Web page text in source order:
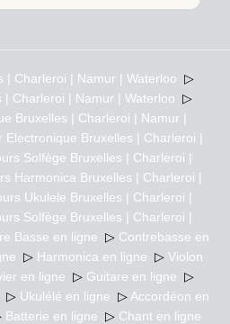
| Charleroi | Namur | Waterloo ▷
| Charleroi | Namur | Waterloo ▷
Bruxelles | Charleroi | Namur |
Electronique Bruxelles | Charleroi |
Solfège Bruxelles | Charleroi |
Harmonica Bruxelles | Charleroi |
Ukulele Bruxelles | Charleroi |
Solfège Bruxelles | Charleroi |
Basse en ligne ▷ Contrebasse en
▷ Harmonica en ligne ▷ Violon
en ligne ▷ Guitare en ligne ▷
▷ Ukulélé en ligne ▷ Accordéon en
Batterie en ligne ▷ Chant en ligne